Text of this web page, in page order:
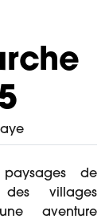
de
des villages
aventure